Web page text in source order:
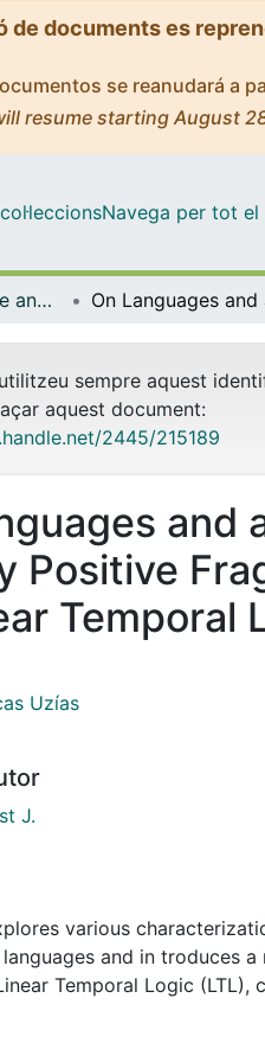
documents es
se reanudará a
resume starting August
Navega per tot el
Màster Oficial - Pure and Applied Logic / Lògica Pura i aplicada
sempre aquest
aquest document:
2445/215189
and
Positive
Temporal
Uzías
J.
various
and in troduces
Temporal Logic (LTL),
Temporal Logic (SPLTL),